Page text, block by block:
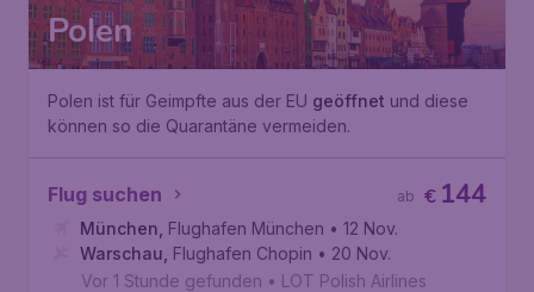
Polen
Polen ist für Geimpfte aus der EU geöffnet und diese
können so die Quarantäne vermeiden.
Flug suchen € 144
ab
München Flughafen München • 12 Nov.
Warschau Flughafen Chopin • 20 Nov.
Vor 1 Stunde gefunden • LOT Polish Airlines